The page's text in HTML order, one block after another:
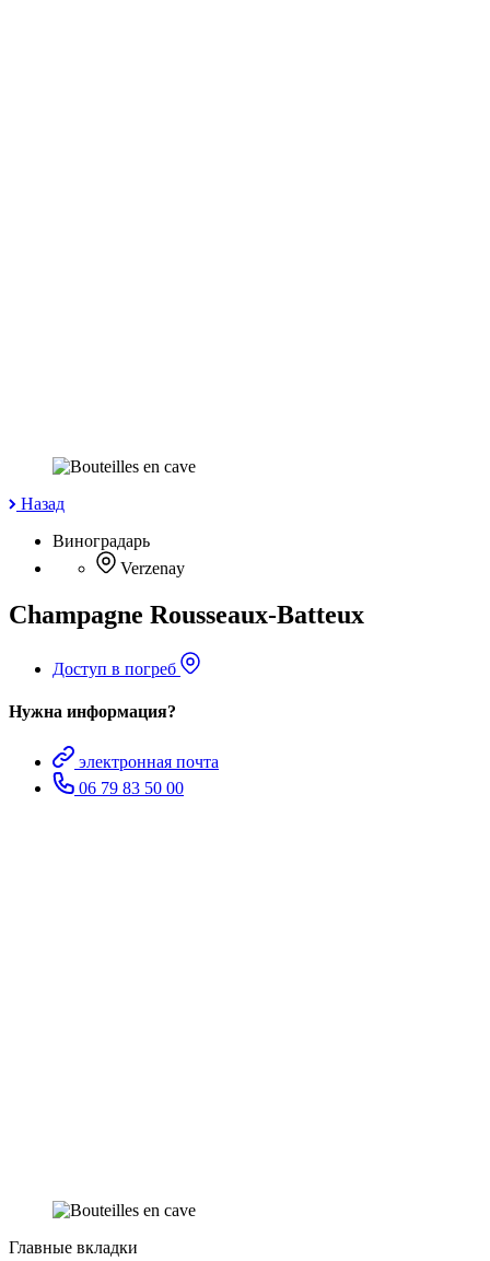
Назад
Виноградарь
Verzenay
Champagne Rousseaux-Batteux
Доступ в погреб
Нужна информация?
электронная почта
06 79 83 50 00
Главные вкладки